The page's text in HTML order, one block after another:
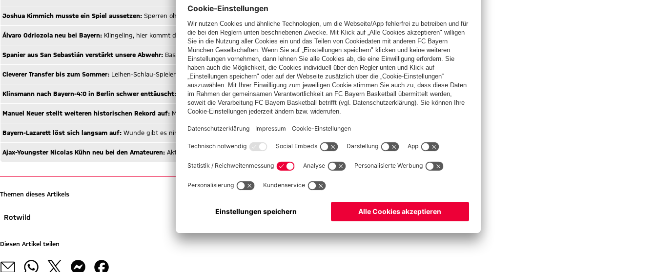
Joshua Kimmich musste ein Spiel aussetzen: Sperren ohne Ball
Álvaro Odriozola neu bei Bayern: Klingeling, hier kommt der Leiher-Mann
Spanier aus San Sebastián verstärkt unsere Abwehr: Basken-Stütze
Cleverer Transfer bis zum Sommer: Leihen-Schlau-Spieler
Klinsmann nach Bayern-4:0 in Berlin schwer enttäuscht: Jürgen, k.o., leer
Manuel Neuer stellt weiteren historischen Rekord auf: Macht-Wächter
Bayern-Lazarett löst sich langsam auf: Wunde gibt es nimmer wieder
Ajax-Youngster Nicolas Kühn neu bei den Amateuren: Aktion Morgenkind
Themen dieses Artikels
Rotwild
Diesen Artikel teilen